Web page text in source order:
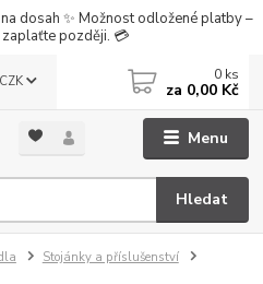
dosah ✨ Možnost odložené platby –
zaplaťte později. 💳
Menu
CZK
Hledat
0 ks
za 0,00 Kč
Stojánky a příslušenství